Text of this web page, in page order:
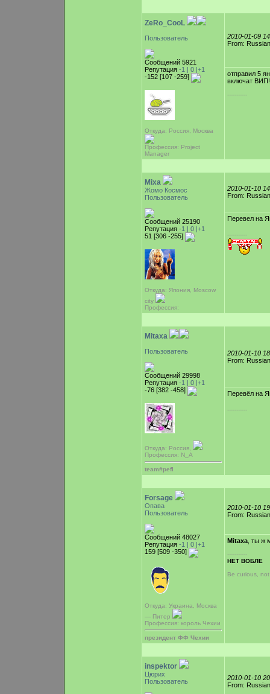
ZeRo_CooL
Пользователь
Сообщений 5921
Репутация -1 | 0 |+1
-152 [107 -259]
Откуда: Россия, Москва
Профессия: Project
Manager
2010-01-09
From:
отправил 5
включат ВИП!
-----------
Mixa
Жомо Космос
Пользователь
Сообщений 25190
Репутация -1 | 0 |+1
51 [306 -255]
Откуда: Япония, Moscow
city
Профессия:
2010-01-10
From:
Перевел на
-----------
Mitaxa
Пользователь
Сообщений 29998
Репутация -1 | 0 |+1
-76 [382 -458]
Откуда: Россия,
Профессия: N_A
team#pefl
2010-01-10
From:
Перевёл на
-----------
Forsage
Опава
Пользователь
Сообщений 48027
Репутация -1 | 0 |+1
159 [509 -350]
Откуда: Украина, Москва
— Питер
Профессия: король Чехии
президент ФФ Чехии
2010-01-10
From:
Mitaxa , ты ж
-----------
НЕТ ВОБЛЕ
Be curious,
inspektor
Цюрих
Пользователь
2010-01-10
From: